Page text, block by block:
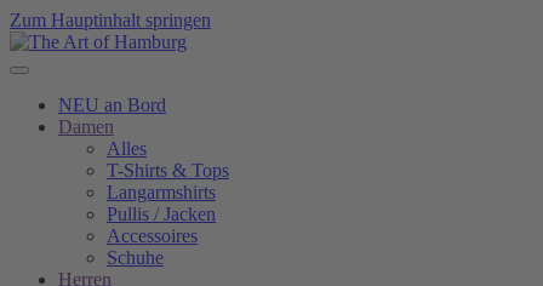
Zum Hauptinhalt springen
NEU an Bord
Damen
Alles
T-Shirts & Tops
Langarmshirts
Pullis / Jacken
Accessoires
Schuhe
Herren